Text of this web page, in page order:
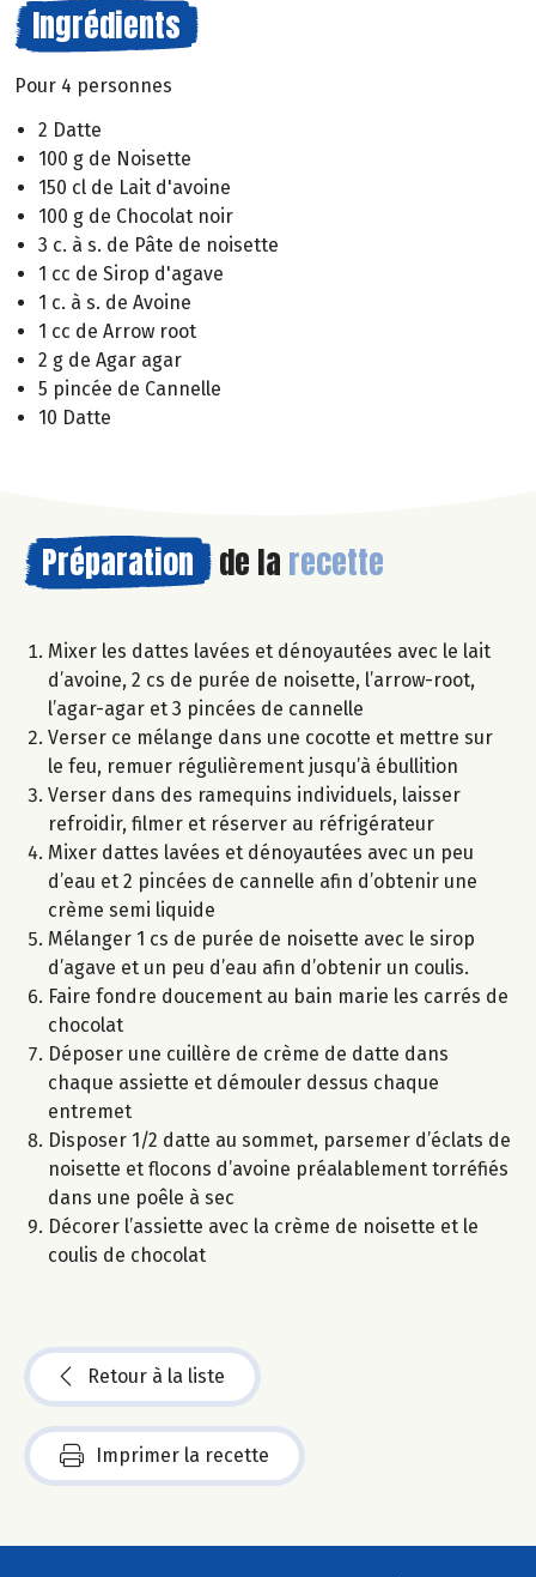
Ingrédients
Pour 4 personnes
2 Datte
100 g de Noisette
150 cl de Lait d'avoine
100 g de Chocolat noir
3 c. à s. de Pâte de noisette
1 cc de Sirop d'agave
1 c. à s. de Avoine
1 cc de Arrow root
2 g de Agar agar
5 pincée de Cannelle
10 Datte
Préparation de la recette
Mixer les dattes lavées et dénoyautées avec le lait
d’avoine, 2 cs de purée de noisette, l’arrow-root,
l’agar-agar et 3 pincées de cannelle
Verser ce mélange dans une cocotte et mettre sur
le feu, remuer régulièrement jusqu’à ébullition
Verser dans des ramequins individuels, laisser
refroidir, filmer et réserver au réfrigérateur
Mixer dattes lavées et dénoyautées avec un peu
d’eau et 2 pincées de cannelle afin d’obtenir une
crème semi liquide
Mélanger 1 cs de purée de noisette avec le sirop
d’agave et un peu d’eau afin d’obtenir un coulis.
Faire fondre doucement au bain marie les carrés de
chocolat
Déposer une cuillère de crème de datte dans
chaque assiette et démouler dessus chaque
entremet
Disposer 1/2 datte au sommet, parsemer d’éclats de
noisette et flocons d’avoine préalablement torréfiés
dans une poêle à sec
Décorer l’assiette avec la crème de noisette et le
coulis de chocolat
Retour à la liste
Imprimer la recette